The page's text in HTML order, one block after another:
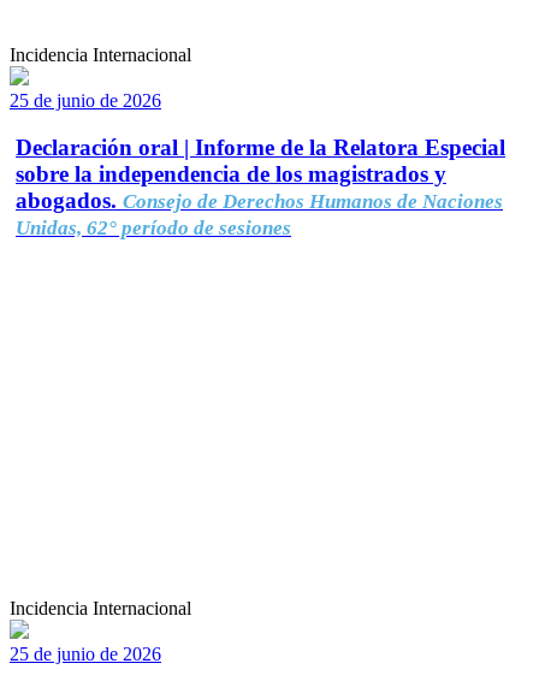
Incidencia Internacional
25 de junio de 2026
Declaración oral | Informe de la Relatora Especial
sobre la independencia de los magistrados y
abogados. Consejo de Derechos Humanos de Naciones
Unidas, 62° período de sesiones
Incidencia Internacional
25 de junio de 2026